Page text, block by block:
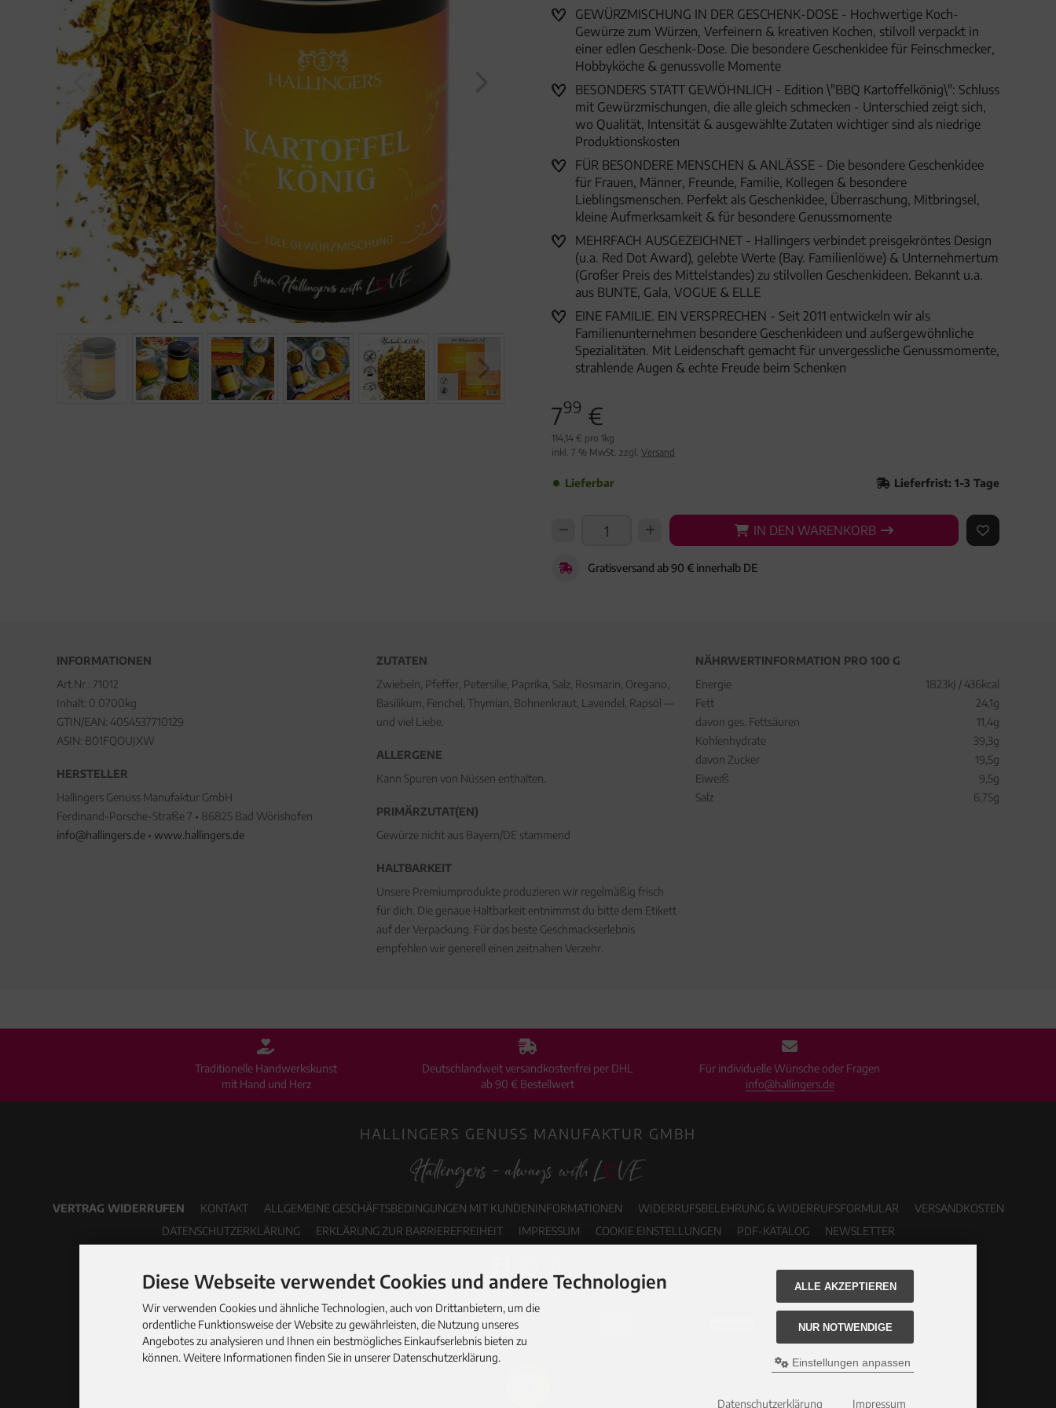
GEWÜRZMISCHUNG IN DER GESCHENK-DOSE - Hochwertige Koch-
Gewürze zum Würzen, Verfeinern & kreativen Kochen, stilvoll verpackt in
einer edlen Geschenk-Dose. Die besondere Geschenkidee für Feinschmecker,
Hobbyköche & genussvolle Momente
BESONDERS STATT GEWÖHNLICH - Edition \"BBQ Kartoffelkönig\": Schluss
mit Gewürzmischungen, die alle gleich schmecken - Unterschied zeigt sich,
wo Qualität, Intensität & ausgewählte Zutaten wichtiger sind als niedrige
Produktionskosten
FÜR BESONDERE MENSCHEN & ANLÄSSE - Die besondere Geschenkidee
für Frauen, Männer, Freunde, Familie, Kollegen & besondere
Lieblingsmenschen. Perfekt als Geschenkidee, Überraschung, Mitbringsel,
kleine Aufmerksamkeit & für besondere Genussmomente
MEHRFACH AUSGEZEICHNET - Hallingers verbindet preisgekröntes Design
(u.a. Red Dot Award), gelebte Werte (Bay. Familienlöwe) & Unternehmertum
(Großer Preis des Mittelstandes) zu stilvollen Geschenkideen. Bekannt u.a.
aus BUNTE, Gala, VOGUE & ELLE
EINE FAMILIE. EIN VERSPRECHEN - Seit 2011 entwickeln wir als
Familienunternehmen besondere Geschenkideen und außergewöhnliche
Spezialitäten. Mit Leidenschaft gemacht für unvergessliche Genussmomente,
strahlende Augen & echte Freude beim Schenken
799 €
114,14 € pro 1kg
inkl. 7 % MwSt. zzgl. Versand
Lieferbar Lieferfrist: 1-3 Tage
IN DEN WARENKORB
IN DEN WARENKORB AUF DEN
Gratisversand ab 90 € innerhalb DE
INFORMATIONEN
Art.Nr.: 71012
Inhalt: 0.0700kg
GTIN/EAN: 4054537710129
ASIN: B01FQOUJXW
HERSTELLER
Hallingers Genuss Manufaktur GmbH
Ferdinand-Porsche-Straße 7 • 86825 Bad Wörishofen
info@hallingers.de • www.hallingers.de
ZUTATEN
Zwiebeln, Pfeffer, Petersilie, Paprika, Salz, Rosmarin, Oregano,
Basilikum, Fenchel, Thymian, Bohnenkraut, Lavendel, Rapsöl —
und viel Liebe.
ALLERGENE
Kann Spuren von Nüssen enthalten.
PRIMÄRZUTAT(EN)
Gewürze nicht aus Bayern/DE stammend
HALTBARKEIT
Unsere Premiumprodukte produzieren wir regelmäßig frisch
für dich. Die genaue Haltbarkeit entnimmst du bitte dem Etikett
auf der Verpackung. Für das beste Geschmackserlebnis
empfehlen wir generell einen zeitnahen Verzehr.
NÄHRWERTINFORMATION PRO 100 G
Energie
1823kJ / 436kcal
Fett
24,1g
davon ges. Fettsäuren
11,4g
Kohlenhydrate
39,3g
davon Zucker
19,5g
Eiweiß
9,5g
Salz
6,75g
Traditionelle Handwerkskunst
mit Hand und Herz
Deutschlandweit versandkostenfrei per DHL
ab 90 € Bestellwert
Für individuelle Wünsche oder Fragen
info@hallingers.de
HALLINGERS GENUSS MANUFAKTUR GMBH
VERTRAG WIDERRUFEN KONTAKT ALLGEMEINE GESCHÄFTSBEDINGUNGEN MIT KUNDENINFORMATIONEN WIDERRUFSBELEHRUNG & WIDERRUFSFORMULAR
VERSANDKOSTEN
DATENSCHUTZERKLÄRUNG
ERKLÄRUNG ZUR BARRIEREFREIHEIT IMPRESSUM COOKIE EINSTELLUNGEN PDF-KATALOG NEWSLETTER
Diese Webseite verwendet Cookies und andere Technologien
Wir verwenden Cookies und ähnliche Technologien, auch von Drittanbietern, um die
ordentliche Funktionsweise der Website zu gewährleisten, die Nutzung unseres
Angebotes zu analysieren und Ihnen ein bestmögliches Einkaufserlebnis bieten zu
können. Weitere Informationen finden Sie in unserer Datenschutzerklärung.
ALLE AKZEPTIEREN
NUR NOTWENDIGE
Einstellungen anpassen
Datenschutzerklärung Impressum
Geburtstag